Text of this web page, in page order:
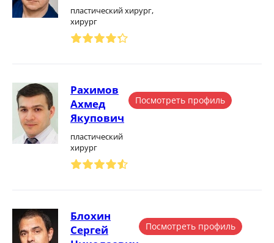
пластический хирург,
хирург
Рахимов
Ахмед
Якупович
пластический
хирург
Посмотреть профиль
Блохин
Сергей
Посмотреть профиль